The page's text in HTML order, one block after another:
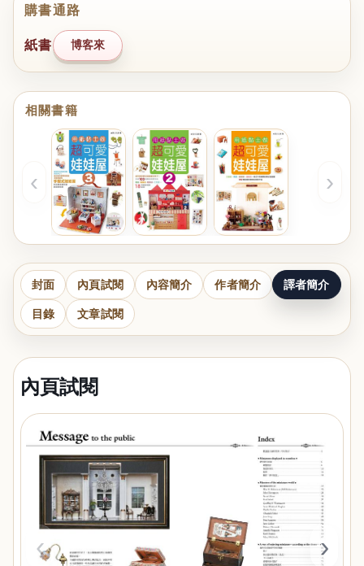
購書通路
紙書 博客來
相關書籍
‹ ›
封面 內頁試閱 內容簡介 作者簡介 譯者簡介
目錄 文章試閱
內頁試閱
‹ ›